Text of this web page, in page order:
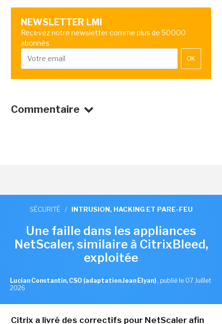
NEWSLETTER LMI
Recevez notre newsletter comme plus de 50000
abonnés
OK
Commentaire
SÉCURITÉ / INTRUSION, HACKING ET PARE-FEU
Une faille dans les appliances
NetScaler, similaire à CitrixBleed,
exploitée
Lucian Constantin, CSO (adaptation Jean Elyan) , publié le 07 Juillet
2026
Citrix a livré des correctifs pour NetScaler afin